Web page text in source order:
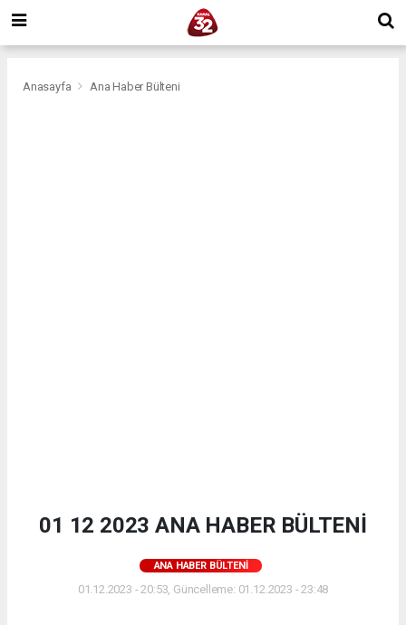
Anasayfa Ana Haber Bülteni
01 12 2023 ANA HABER BÜLTENİ
ANA HABER BÜLTENI
01.12.2023 - 20:53, Güncelleme: 01.12.2023 - 23:48